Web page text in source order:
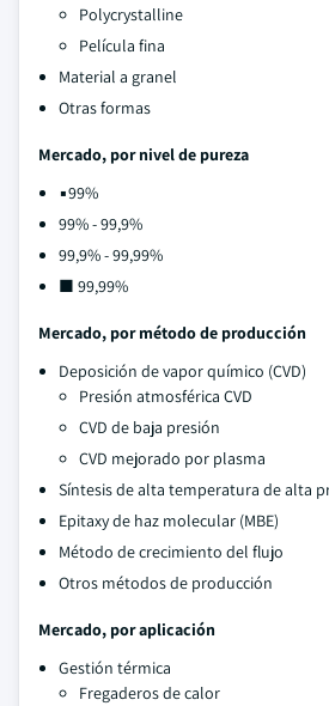
Polycrystalline
Película fina
Material a granel
Otras formas
Mercado, por nivel de pureza
▪99%
99% - 99,9%
99,9% - 99,99%
■ 99,99%
Mercado, por método de producción
Deposición de vapor químico (CVD)
Presión atmosférica CVD
CVD de baja presión
CVD mejorado por plasma
Síntesis de alta temperatura de alta
Epitaxy de haz molecular (MBE)
Método de crecimiento del flujo
Otros métodos de producción
Mercado, por aplicación
Gestión térmica
Fregaderos de calor